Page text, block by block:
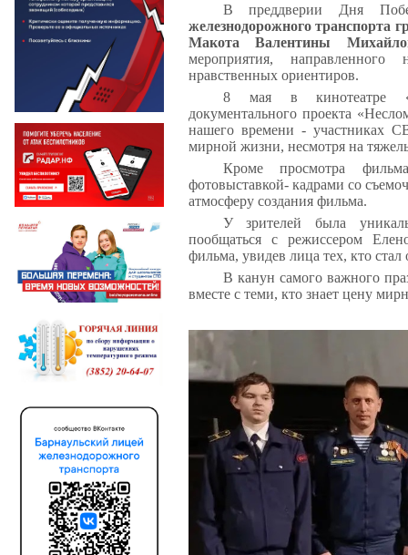
В преддверии Дня
железнодорожного транспорта
Макота Валентины
мероприятия,
нравственных ориентиров.
8 мая в кинотеатре
документального проекта
нашего времени - участниках
мирной жизни, несмотря на
Кроме просмотра
фотовыставкой- кадрами со
атмосферу создания фильма.
У зрителей была
пообщаться с режиссером
фильма, увидев лица тех, кто
В канун самого важного
вместе с теми, кто знает цену